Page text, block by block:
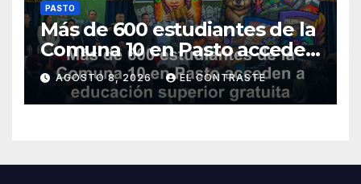
PASTO
Más de 600 estudiantes de la
Comuna 10 en Pasto acceden
a educación superior gratuita
con nuevos programas
AGOSTO 8, 2026 EL CONTRASTE